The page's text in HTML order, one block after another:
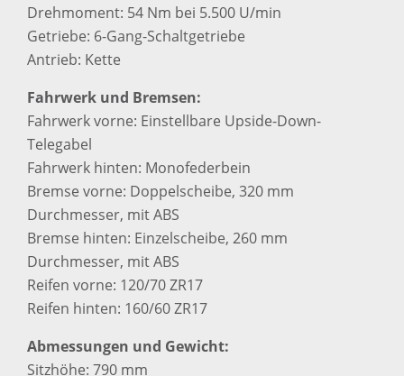
Drehmoment: 54 Nm bei 5.500 U/min
Getriebe: 6-Gang-Schaltgetriebe
Antrieb: Kette
Fahrwerk und Bremsen:
Fahrwerk vorne: Einstellbare Upside-Down-
Telegabel
Fahrwerk hinten: Monofederbein
Bremse vorne: Doppelscheibe, 320 mm
Durchmesser, mit ABS
Bremse hinten: Einzelscheibe, 260 mm
Durchmesser, mit ABS
Reifen vorne: 120/70 ZR17
Reifen hinten: 160/60 ZR17
Abmessungen und Gewicht:
Sitzhöhe: 790 mm